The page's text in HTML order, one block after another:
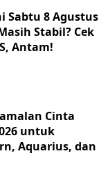
Sabtu 8 Agustus
Stabil? Cek
Antam!
Cinta
untuk
Aquarius, dan